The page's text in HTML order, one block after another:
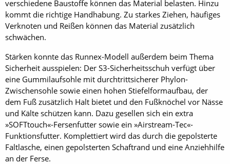
verschiedene Baustoffe können das Material belasten. Hinzu
kommt die richtige Handhabung. Zu starkes Ziehen, häufiges
Verknoten und Reißen können das Material zusätzlich
schwächen.
Stärken konnte das Runnex-Modell außerdem beim Thema
Sicherheit ausspielen: Der S3-Sicherheitsschuh verfügt über
eine Gummilaufsohle mit durchtrittsicherer Phylon-
Zwischensohle sowie einen hohen Stiefelformaufbau, der
dem Fuß zusätzlich Halt bietet und den Fußknöchel vor Nässe
und Kälte schützen kann. Dazu gesellen sich ein extra
»SOFTtouch«-Fersenfutter sowie ein »Airstream-Tec«-
Funktionsfutter. Komplettiert wird das durch die gepolsterte
Faltlasche, einen gepolsterten Schaftrand und eine Anziehhilfe
an der Ferse.